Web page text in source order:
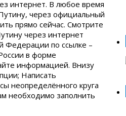
интернет. В любое время
через официальный
прямо сейчас. Смотрите
через интернет
Федерации по ссылке –
в форме
информацией. Внизу
Написать
неопределённого круга
необходимо заполнить